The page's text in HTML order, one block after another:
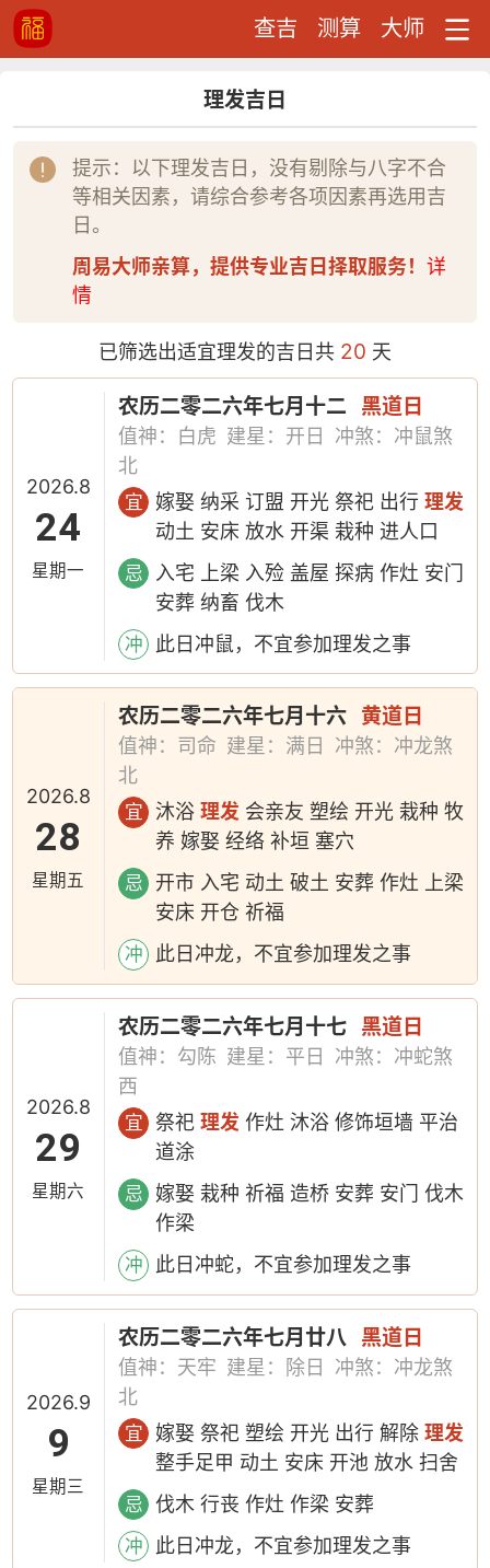
查吉 测算 大师
理发吉日
提示：以下理发吉日，没有剔除与八字不合
等相关因素，请综合参考各项因素再选用吉
日。
周易大师亲算，提供专业吉日择取服务！ 详
情
已筛选出适宜理发的吉日共 20 天
2026.8
24
星期一
农历二零二六年七月十二 黑道日
值神：白虎 建星：开日
冲煞：冲鼠煞
北
宜 嫁娶 纳采 订盟 开光 祭祀 出行理发
动土 安床 放水 开渠 栽种 进人口
忌
入宅 上梁 入殓 盖屋 探病 作灶 安门
安葬 纳畜 伐木
冲 此日冲鼠，不宜参加理发之事
2026.8
28
星期五
农历二零二六年七月十六 黄道日
值神：司命 建星：满日
冲煞：冲龙煞
北
宜 沐浴理发 会亲友 塑绘 开光 栽种 牧
养 嫁娶 经络 补垣 塞穴
忌
开市 入宅 动土 破土 安葬 作灶 上梁
安床 开仓 祈福
冲 此日冲龙，不宜参加理发之事
2026.8
29
星期六
农历二零二六年七月十七 黑道日
值神：勾陈 建星：平日
冲煞：冲蛇煞
西
宜 祭祀理发 作灶 沐浴 修饰垣墙 平治
道涂
忌
嫁娶 栽种 祈福 造桥 安葬 安门 伐木
作梁
冲 此日冲蛇，不宜参加理发之事
2026.9
9
星期三
农历二零二六年七月廿八 黑道日
值神：天牢 建星：除日
冲煞：冲龙煞
北
宜 嫁娶 祭祀 塑绘 开光 出行 解除理发
整手足甲 动土 安床 开池 放水 扫舍
忌 伐木 行丧 作灶 作梁 安葬
冲 此日冲龙，不宜参加理发之事